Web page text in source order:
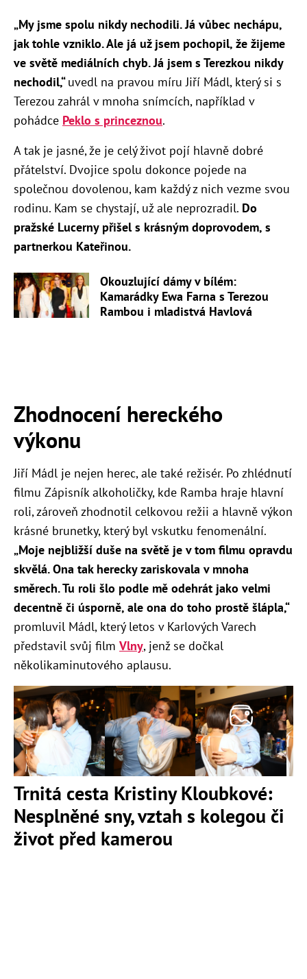
„My jsme spolu nikdy nechodili. Já vůbec nechápu,
jak tohle vzniklo. Ale já už jsem pochopil, že žijeme
ve světě mediálních chyb. Já jsem s Terezkou nikdy
nechodil,“uvedl na pravou míru Jiří Mádl, který si s
Terezou zahrál v mnoha snímcích, například v
pohádce Peklo s princeznou.
A tak je jasné, že je celý život pojí hlavně dobré
přátelství. Dvojice spolu dokonce pojede na
společnou dovolenou, kam každý z nich vezme svou
rodinu. Kam se chystají, už ale neprozradil. Do
pražské Lucerny přišel s krásným doprovodem, s
partnerkou Kateřinou.
Okouzlující dámy v bílém:
Kamarádky Ewa Farna s Terezou
Rambou i mladistvá Havlová
Zhodnocení hereckého
výkonu
Jiří Mádl je nejen herec, ale také režisér. Po zhlédnutí
filmu Zápisník alkoholičky, kde Ramba hraje hlavní
roli, zároveň zhodnotil celkovou režii a hlavně výkon
krásné brunetky, který byl vskutku fenomenální.
„Moje nejbližší duše na světě je v tom filmu opravdu
skvělá. Ona tak herecky zariskovala v mnoha
směrech. Tu roli šlo podle mě odehrát jako velmi
decentně či úsporně, ale ona do toho prostě šlápla,“
promluvil Mádl, který letos v Karlových Varech
představil svůj film Vlny, jenž se dočkal
několikaminutového aplausu.
Trnitá cesta Kristiny Kloubkové:
Nesplněné sny, vztah s kolegou či
život před kamerou